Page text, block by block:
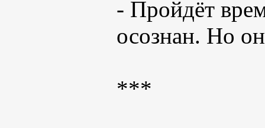
- Пройдёт
осознан. Но
***